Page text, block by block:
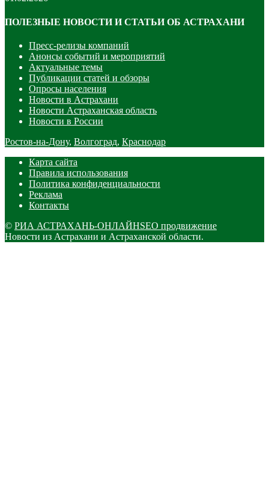
ПОЛЕЗНЫЕ НОВОСТИ И СТАТЬИ ОБ АСТРАХАНИ
Пресс-релизы компаний
Анонсы событий и мероприятий
Актуальные темы
Публикации статей и обзоры
Опросы населения
Новости в Астрахани
Новости Астраханская область
Новости в России
Ростов-на-Дону, Волгоград, Краснодар
Карта сайта
Правила использования
Политика конфиденциальности
Реклама
Контакты
© РИА АСТРАХАНЬ-ОНЛАЙНSEO продвижение
Новости из Астрахани и Астраханской области.